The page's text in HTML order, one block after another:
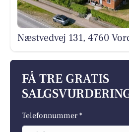
Næstvedvej 131, 4760
FÅ TRE GRATIS
Telefonnummer *